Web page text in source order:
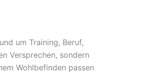
um Training, Beruf,
Versprechen, sondern
Wohlbefinden passen